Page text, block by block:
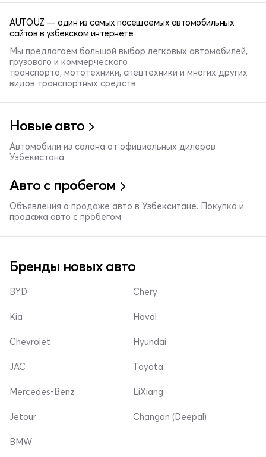
AUTO.UZ — один из самых посещаемых автомобильных
сайтов в узбекском интернете
Мы предлагаем большой выбор легковых автомобилей,
грузового и коммерческого
транспорта, мототехники, спецтехники и многих других
видов транспортных средств
Новые авто
Автомобили из салона от официальных дилеров
Узбекистана
Авто с пробегом
Объявления о продаже авто в Узбекситане. Покупка и
продажа авто с пробегом
Бренды новых авто
BYD
Kia
Chevrolet
Chery
Haval
Hyundai
JAC
Mercedes-Benz
Jetour
Toyota
LiXiang
Changan (Deepal)
BMW